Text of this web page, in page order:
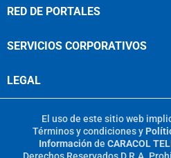
RED DE PORTALES
SERVICIOS CORPORATIVOS
LEGAL
El uso de este sitio web
Términos y condicionesy
Información de CARACOL